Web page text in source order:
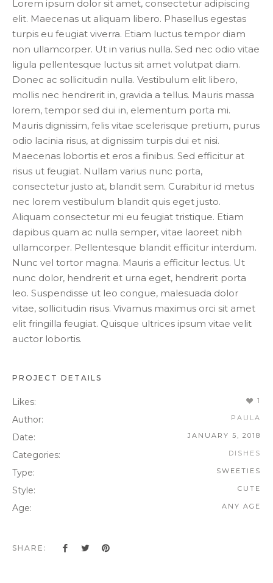
Lorem ipsum dolor sit amet, consectetur adipiscing
elit. Maecenas ut aliquam libero. Phasellus egestas
turpis eu feugiat viverra. Etiam luctus tempor diam
non ullamcorper. Ut in varius nulla. Sed nec odio vitae
ligula pellentesque luctus sit amet volutpat diam.
Donec ac sollicitudin nulla. Vestibulum elit libero,
mollis nec hendrerit in, gravida a tellus. Mauris massa
lorem, tempor sed dui in, elementum porta mi.
Mauris dignissim, felis vitae scelerisque pretium, purus
odio lacinia risus, at dignissim turpis dui et nisi.
Maecenas lobortis et eros a finibus. Sed efficitur at
risus ut feugiat. Nullam varius nunc porta,
consectetur justo at, blandit sem. Curabitur id metus
nec lorem vestibulum blandit quis eget justo.
Aliquam consectetur mi eu feugiat tristique. Etiam
dapibus quam ac nulla semper, vitae laoreet nibh
ullamcorper. Pellentesque blandit efficitur interdum.
Nunc vel tortor magna. Mauris a efficitur lectus. Ut
nunc dolor, hendrerit et urna eget, hendrerit porta
leo. Suspendisse ut leo congue, malesuada dolor
vitae, sollicitudin risus. Vivamus maximus orci sit amet
elit fringilla feugiat. Quisque ultrices ipsum vitae velit
auctor lobortis.
PROJECT DETAILS
Likes: 1
Author: PAULA
Date: JANUARY 5, 2018
Categories: DISHES
Type: SWEETIES
Style: CUTE
Age: ANY AGE
SHARE: